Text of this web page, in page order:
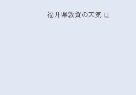
福井県敦賀の天気